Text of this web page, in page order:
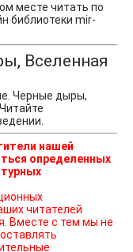
месте читать по
библиотеки mir-
Вселенная
Черные дыры,
нашей
определенных
Вместе с тем мы не